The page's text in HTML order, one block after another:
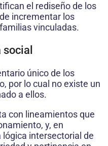
el rediseño de los
incrementar los
vinculadas.
único de los
por lo cual no existe un
a ellos.
con lineamientos que
y, en
intersectorial de